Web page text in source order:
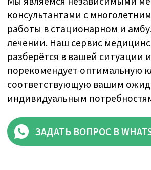
SwissMedExpert— это
профессиональный
медицинский консьерж-
сервис, который организует
лечение в ведущихклиниках
Швейцарии у профессоров с
мировым именем.
70+ проверенных клиник